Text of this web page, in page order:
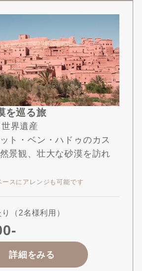
を巡る旅
世界遺産
ト・ベン・ハドゥのカス
景観、壮大な砂漠を訪れ
ースにアレンジも可能です
（2名様利用）
詳細をみる